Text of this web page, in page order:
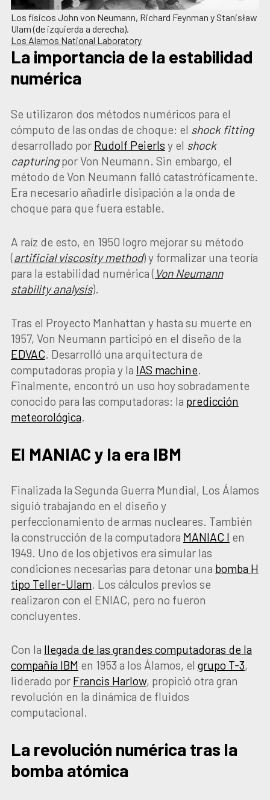
Los físicos John von Neumann, Richard Feynman y Stanisław
Ulam (de izquierda a derecha).
Los Alamos National Laboratory
La importancia de la estabilidad
numérica
Se utilizaron dos métodos numéricos para el
cómputo de las ondas de choque: el shock fitting
desarrollado por Rudolf Peierls y el shock
capturingpor Von Neumann. Sin embargo, el
método de Von Neumann falló catastróficamente.
Era necesario añadirle disipación a la onda de
choque para que fuera estable.
A raíz de esto, en 1950 logro mejorar su método
(artificial viscosity method) y formalizar una teoría
para la estabilidad numérica ( Von Neumann
stability analysis).
Tras el Proyecto Manhattan y hasta su muerte en
1957, Von Neumann participó en el diseño de la
EDVAC . Desarrolló una arquitectura de
computadoras propia y la IAS machine
Finalmente, encontró un uso hoy sobradamente
conocido para las computadoras: la predicción
meteorológica
El MANIAC y la era IBM
Finalizada la Segunda Guerra Mundial, Los Álamos
siguió trabajando en el diseño y
perfeccionamiento de armas nucleares. También
la construcción de la computadora MANIAC I en
1949. Uno de los objetivos era simular las
condiciones necesarias para detonar una bomba H
tipo Teller-Ulam . Los cálculos previos se
realizaron con el ENIAC, pero no fueron
concluyentes.
Con la llegada de las grandes computadoras de la
compañía IBM en 1953 a los Álamos, el grupo T-3,
liderado por Francis Harlow, propició otra gran
revolución en la dinámica de fluidos
computacional.
La revolución numérica tras la
bomba atómica